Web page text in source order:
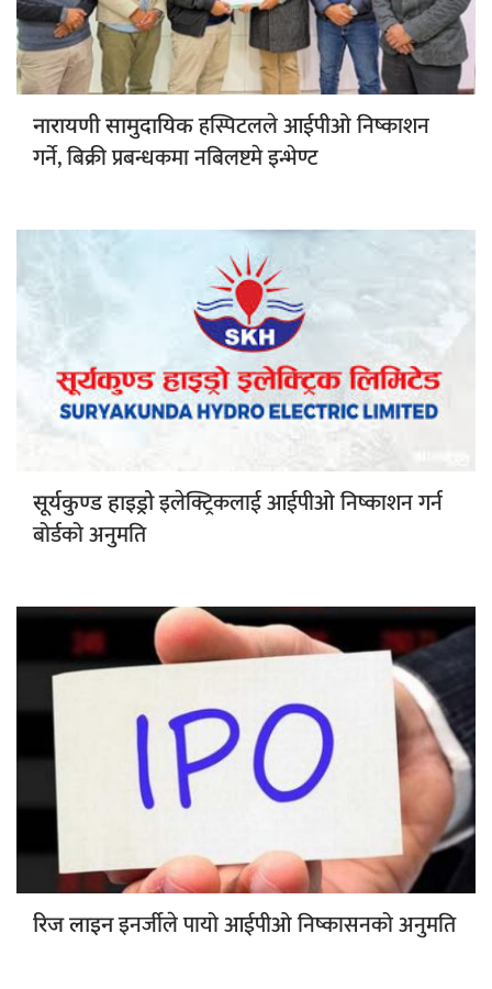
नारायणी सामुदायिकहस्पिटलले आईपीओ निष्काशन
गर्ने, बिक्री प्रबन्धकमा नबिलष्टमे इन्भेण्ट
सूर्यकुण्ड हाइड्रोइलेक्ट्रिकलाई आईपीओ निष्काशन गर्न
बोर्डको अनुमति
रिज लाइनइनर्जीले पायो आईपीओ निष्कासनको अनुमति